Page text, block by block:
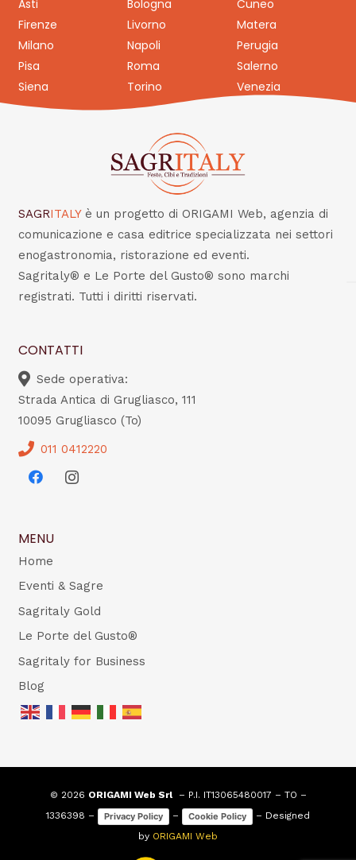
Asti Bologna
Cuneo
Firenze
Livorno
Matera
Milano
Napoli
Perugia
Pisa
Roma
Salerno
Siena
Torino Venezia
SAGRITALY è un progetto di ORIGAMI Web, agenzia di
comunicazione e casa editrice specializzata nei settori
enogastronomia, ristorazione ed eventi.
Sagritaly® e Le Porte del Gusto® sono marchi
registrati. Tutti i diritti riservati.
CONTATTI
Sede operativa:
Strada Antica di Grugliasco, 111
10095 Grugliasco (To)
011 0412220
MENU
Home
Eventi & Sagre
Sagritaly Gold
Le Porte del Gusto®
Sagritaly for Business
Blog
© 2026 ORIGAMI Web Srl– P.I. IT13065480017 – TO –
1336398 –
Privacy Policy – Cookie Policy
– Designed
by ORIGAMI Web